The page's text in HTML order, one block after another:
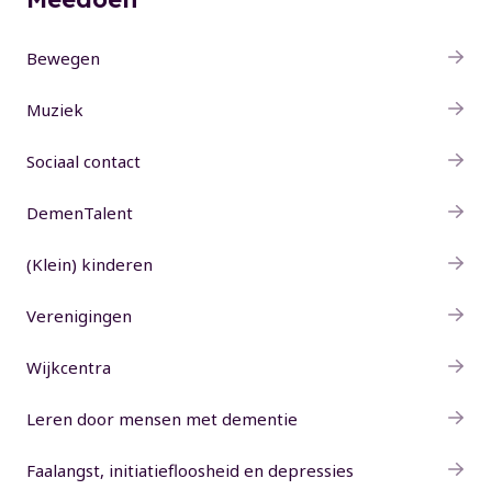
Bewegen
Muziek
Sociaal contact
DemenTalent
(Klein) kinderen
Verenigingen
Wijkcentra
Leren door mensen met dementie
Faalangst, initiatiefloosheid en depressies